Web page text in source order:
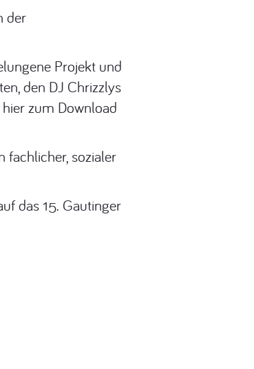
der
Projekt und
den DJ Chrizzlys
zum Download
fachlicher, sozialer
das 15. Gautinger